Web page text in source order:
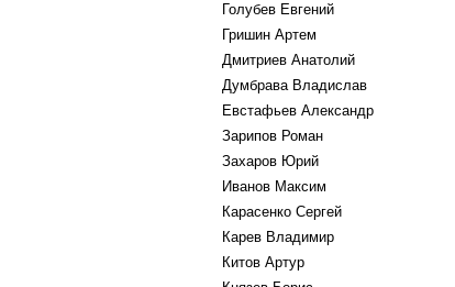
Голубев Евгений
Гришин Артем
Дмитриев Анатолий
Думбрава Владислав
Евстафьев Александр
Зарипов Роман
Захаров Юрий
Иванов Максим
Карасенко Сергей
Карев Владимир
Китов Артур